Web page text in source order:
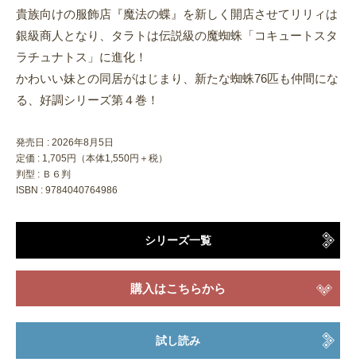
貴族向けの服飾店『魔法の蝶』を新しく開店させてリリィは
銀級商人となり、タラトは伝説級の魔蜘蛛「コキュートスタ
ラチュナトス」に進化！
かわいい妹との同居がはじまり、新たな蜘蛛76匹も仲間にな
る、好調シリーズ第４巻！
発売日 : 2026年8月5日
定価 : 1,705円（本体1,550円＋税）
判型 : Ｂ６判
ISBN : 9784040764986
シリーズ一覧
購入はこちらから
試し読み